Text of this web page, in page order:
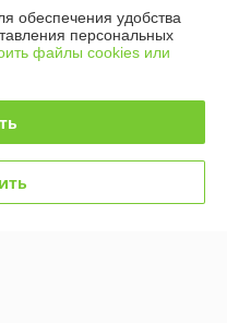
обеспечения удобства
персональных
файлы cookies или